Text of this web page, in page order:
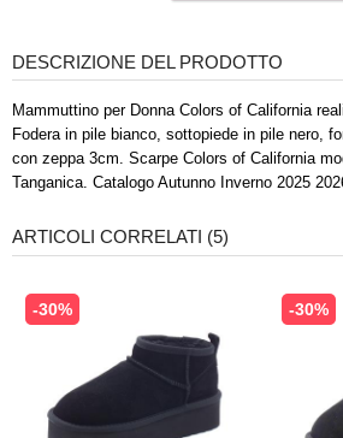
DESCRIZIONE DEL PRODOTTO
Mammuttino per Donna Colors of California
Fodera in pile bianco, sottopiede in pile nero,
con zeppa 3cm. Scarpe Colors of California
Tanganica. Catalogo Autunno Inverno 2025
ARTICOLI CORRELATI (5)
-30% -30%